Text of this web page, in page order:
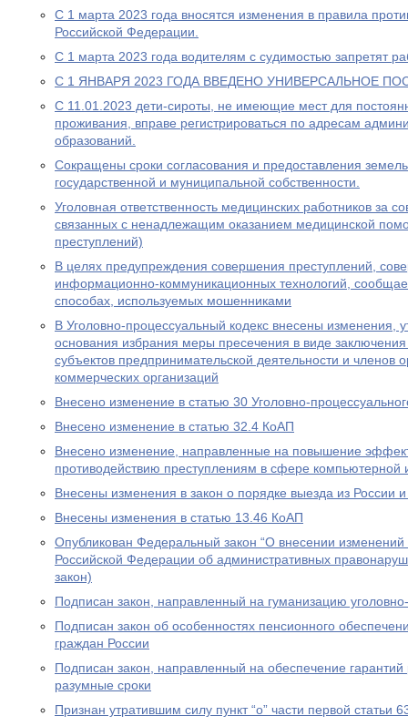
С 1 марта 2023 года вносятся изменения в правила
Российской Федерации.
С 1 марта 2023 года водителям с судимостью запретят
С 1 ЯНВАРЯ 2023 ГОДА ВВЕДЕНО УНИВЕРСАЛЬНОЕ
С 11.01.2023 дети-сироты, не имеющие мест для
проживания, вправе регистрироваться по адресам
образований.
Сокращены сроки согласования и предоставления
государственной и муниципальной собственности.
Уголовная ответственность медицинских работников за
связанных с ненадлежащим оказанием медицинской
преступлений)
В целях предупреждения совершения преступлений,
информационно-коммуникационных технологий,
способах, используемых мошенниками
В Уголовно-процессуальный кодекс внесены изменения,
основания избрания меры пресечения в виде
субъектов предпринимательской деятельности и членов
коммерческих организаций
Внесено изменение в статью 30 Уголовно-
Внесено изменение в статью 32.4 КоАП
Внесено изменение, направленные на повышение
противодействию преступлениям в сфере
Внесены изменения в закон о порядке выезда из России
Внесены изменения в статью 13.46 КоАП
Опубликован Федеральный закон “О внесении изменений
Российской Федерации об административных
закон)
Подписан закон, направленный на гуманизацию
Подписан закон об особенностях пенсионного
граждан России
Подписан закон, направленный на обеспечение
разумные сроки
Признан утратившим силу пункт “о” части первой статьи